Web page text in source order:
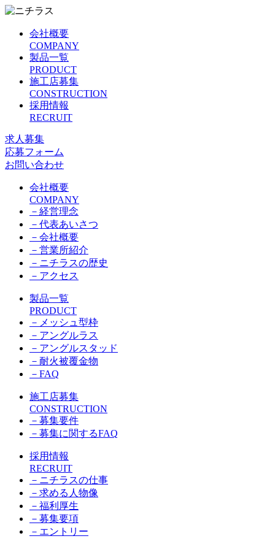
会社概要
COMPANY
製品一覧
PRODUCT
施工店募集
CONSTRUCTION
採用情報
RECRUIT
求人募集
応募フォーム
お問い合わせ
会社概要
COMPANY
－ 経営理念
－ 代表あいさつ
－ 会社概要
－ 営業所紹介
－ ニチラスの歴史
－ アクセス
製品一覧
PRODUCT
－ メッシュ型枠
－ アングルラス
－ アングルスタッド
－ 耐火被覆金物
－ FAQ
施工店募集
CONSTRUCTION
－ 募集要件
－ 募集に関するFAQ
採用情報
RECRUIT
－ ニチラスの仕事
－ 求める人物像
－ 福利厚生
－ 募集要項
－ エントリー